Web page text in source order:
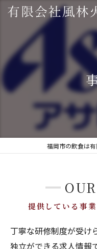
福岡市の飲食は
提供している事
丁寧な研修制度が受け
独立ができる求人情報